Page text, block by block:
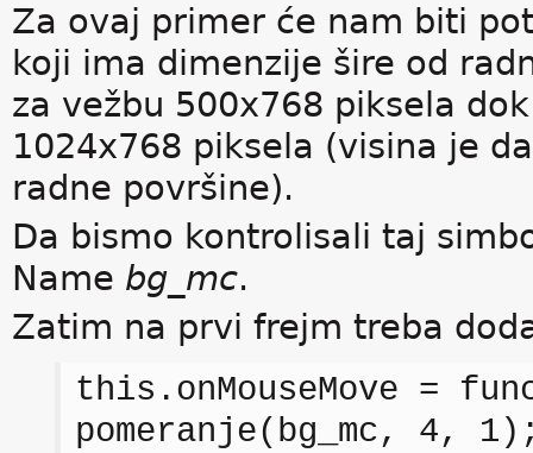
Za ovaj primer će nam biti
koji ima dimenzije šire od
za vežbu 500x768 piksela
1024x768 piksela (visina je
radne površine).
Da bismo kontrolisali taj
Name bg_mc.
Zatim na prvi frejm treba
this.onMouseMove =
pomeranje(bg_mc, 4,